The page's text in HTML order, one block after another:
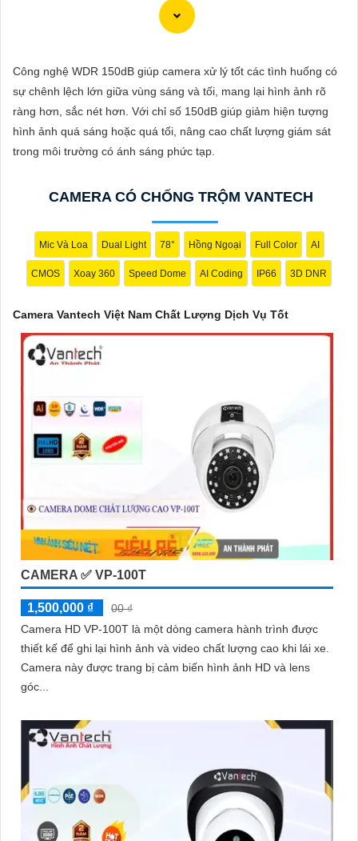
VẤN
DỊCH
VỤ
Nam. Camera Vantech là một thương hiệu uy tín trong lĩnh vực
kế chống nước, chống va đập, phù hợp sử dụng trong nhiều môi
Với cam kết về chất lượng và dịch vụ, camera Vantech Việt Nam
mang lại sự an tâm cho người dùng trong việc giám sát và bảo
vệ tài sản. Đồng thời, giá cả của sản phẩm cũng được đánh giá
Nếu bạn cần thêm thông tin chi tiết về sản phẩm hay muốn tư
vấn, hãy liên hệ với đại lý phân phối chính thức của Vantech để
được hỗ trợ tốt nhất.
Công nghệ WDR 150dB giúp camera xử lý tốt các tình huống có
sự chênh lệch lớn giữa vùng sáng và tối, mang lại hình ảnh rõ
ràng hơn, sắc nét hơn. Với chỉ số 150dB giúp giảm hiện tượng
hình ảnh quá sáng hoặc quá tối, nâng cao chất lượng giám sát
trong môi trường có ánh sáng phức tạp.
CAMERA CÓ CHỐNG TRỘM VANTECH
Mic Và Loa Dual Light 78° Hồng Ngoại Full Color AI
CMOS Xoay 360 Speed Dome AI Coding IP66 3D DNR
Camera Vantech Việt Nam Chất Lượng Dịch Vụ Tốt
CAMERA ✅ VP-100T
1,500,000 ₫
00 ₫
Camera HD VP-100T là một dòng camera hành trình được
thiết kế để ghi lại hình ảnh và video chất lượng cao khi lái xe.
Camera này được trang bị cảm biến hình ảnh HD và lens
góc...